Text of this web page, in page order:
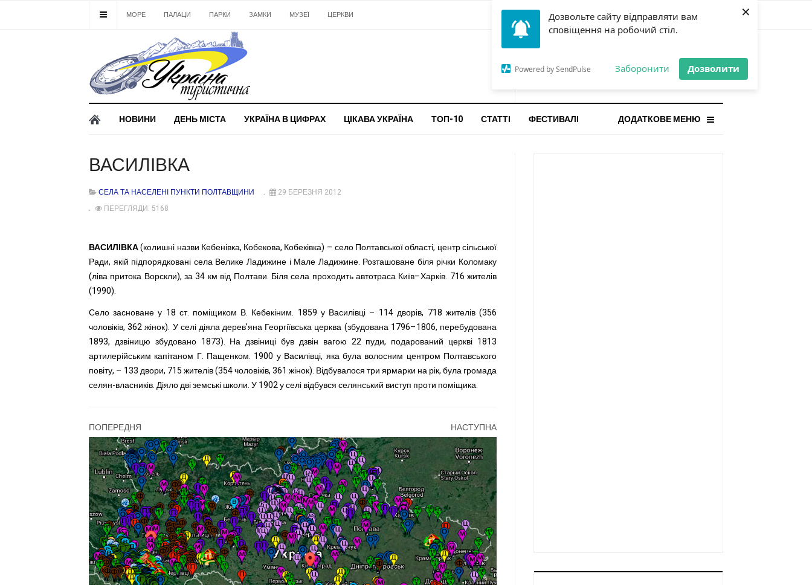
Дозвольте сайту відправляти вам
сповіщення на робочий стіл.
Powered by SendPulse Заборонити Дозволити
×
МОРЕ ПАЛАЦИ ПАРКИ ЗАМКИ МУЗЕЇ ЦЕРКВИ
ОСТАННЯ НОВИНА
Gorilla і відповідальна гра:
чому ліміти важливі поруч із
НОВИНИ ДЕНЬ МІСТА УКРАЇНА В ЦИФРАХ ЦІКАВА УКРАЇНА ТОП-10 СТАТТІ ДОДАТКОВЕ МЕНЮ
ФЕСТИВАЛІ
ВАСИЛІВКА
СЕЛА ТА НАСЕЛЕНІ ПУНКТИ ПОЛТАВЩИНИ
29 БЕРЕЗНЯ 2012
ПЕРЕГЛЯДИ: 5168
ВАСИЛІВКА(колишні назви Кебенівка, Кобекова, Кобеківка) – село Полтавської області, центр сільської
Ради, якій підпорядковані села Велике Ладижине і Мале Ладижине. Розташоване біля річки Коломаку
(ліва притока Ворскли), за 34 км від Полтави. Біля села проходить автотраса Київ–Харків. 716 жителів
(1990).
Село засноване у 18 ст. поміщиком В. Кебекіним. 1859 у Василівці – 114 дворів, 718 жителів (356
чоловіків, 362 жінок). У селі діяла дерев’яна Георгіївська церква (збудована 1796–1806, перебудована
1893, дзвіницю збудовано 1873). На дзвіниці був дзвін вагою 22 пуди, подарований церкві 1813
артилерійським капітаном Г. Пащенком. 1900 у Василівці, яка була волосним центром Полтавського
повіту, – 133 двори, 715 жителів (354 чоловіків, 361 жінок). Відбувалося три ярмарки на рік, була громада
селян-власників. Діяло дві земські школи. У 1902 у селі відбувся селянський виступ проти поміщика.
ПОПЕРЕДНЯ НАСТУПНА